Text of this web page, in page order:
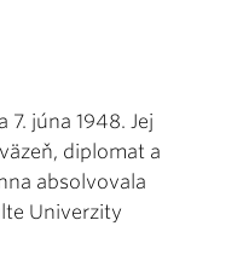
júna 1948. Jej
diplomat a
absolvovala
Univerzity